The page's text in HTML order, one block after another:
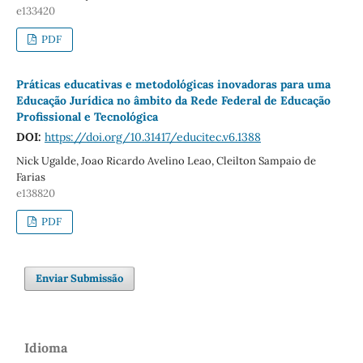
e133420
PDF
Práticas educativas e metodológicas inovadoras para uma
Educação Jurídica no âmbito da Rede Federal de Educação
Profissional e Tecnológica
DOI: https://doi.org/10.31417/educitec.v6.1388
Nick Ugalde, Joao Ricardo Avelino Leao, Cleilton Sampaio de
Farias
e138820
PDF
Enviar Submissão
Idioma